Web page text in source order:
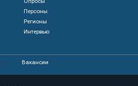
Персоны
Регионы
Интервью
Вакансии